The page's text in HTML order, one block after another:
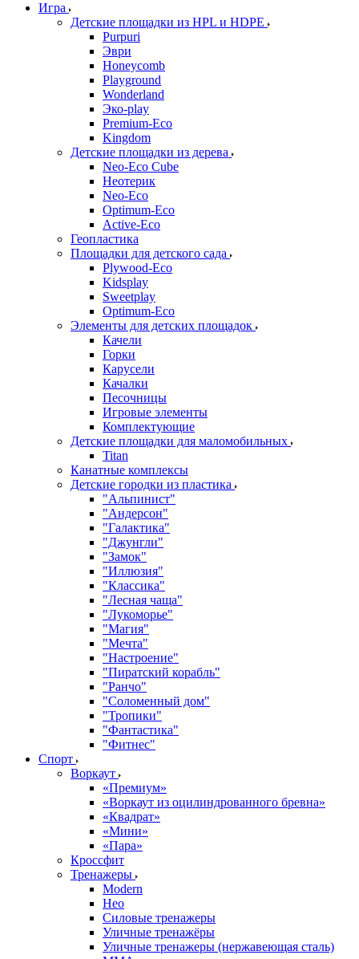
Игра
Детские площадки из HPL и HDPE
Purpuri
Эври
Honeycomb
Playground
Wonderland
Эко-play
Premium-Eco
Kingdom
Детские площадки из дерева
Neo-Eco Cube
Неотерик
Neo-Eco
Оptimum-Еco
Active-Eco
Геопластика
Площадки для детского сада
Plywood-Eco
Kidsplay
Sweetplay
Оptimum-Еco
Элементы для детских площадок
Качели
Горки
Карусели
Качалки
Песочницы
Игровые элементы
Комплектующие
Детские площадки для маломобильных
Titan
Канатные комплексы
Детские городки из пластика
"Альпинист"
"Андерсон"
"Галактика"
"Джунгли"
"Замок"
"Иллюзия"
"Классика"
"Лесная чаща"
"Лукоморье"
"Магия"
"Мечта"
"Настроение"
"Пиратский корабль"
"Ранчо"
"Соломенный дом"
"Тропики"
"Фантастика"
"Фитнес"
Спорт
Воркаут
«Премиум»
«Воркаут из оцилиндрованного бревна»
«Квадрат»
«Мини»
«Пара»
Кроссфит
Тренажеры
Modern
Нео
Силовые тренажеры
Уличные тренажёры
Уличные тренажеры (нержавеющая сталь)